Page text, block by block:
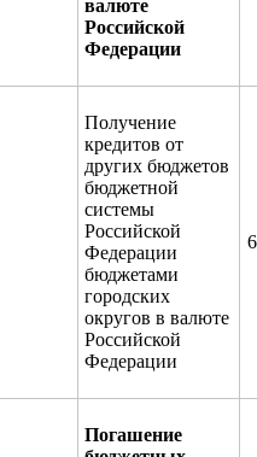
валюте
Российской
Федерации
Получение
кредитов от
других бюджетов
бюджетной
системы
Российской
Федерации
бюджетами
городских
округов в валюте
Российской
Федерации
Погашение